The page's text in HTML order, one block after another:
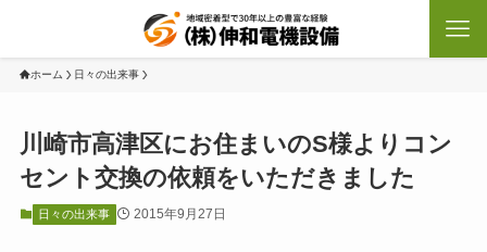
ホーム 日々の出来事
川崎市高津区にお住まいのS様よりコン
セント交換の依頼をいただきました
日々の出来事 2015年9月27日